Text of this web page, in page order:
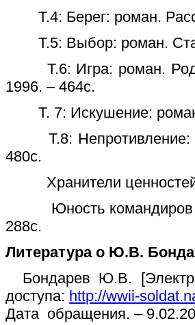
Т.4: Берег: роман.
Т.5: Выбор: роман.
Т.6: Игра: роман.
1996. – 464с.
Т. 7: Искушение:
Т.8: Непротивление:
480с.
Хранители ценностей
Юность командиров
288с.
Литература о Ю.В.
Бондарев Ю.В.
доступа: http://wwii-
Дата обращения. –